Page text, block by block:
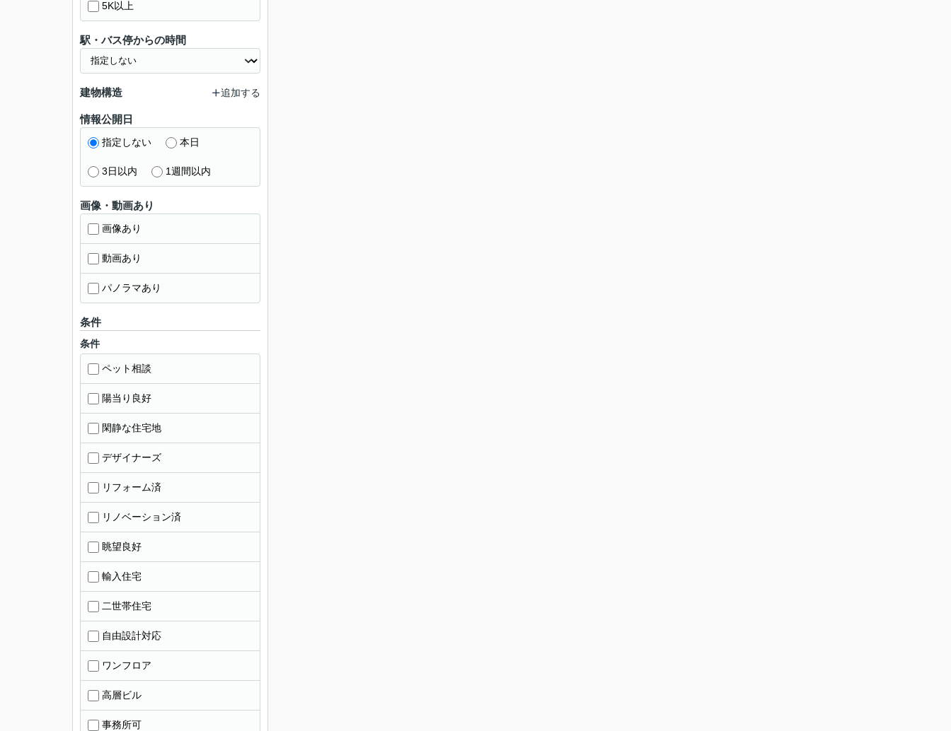
5K以上
駅・バス停からの時間
建物構造 追加する
情報公開日
指定しない 本日
3日以内 1週間以内
画像・動画あり
画像あり
動画あり
パノラマあり
条件
条件
ペット相談
陽当り良好
閑静な住宅地
デザイナーズ
リフォーム済
リノベーション済
眺望良好
輸入住宅
二世帯住宅
自由設計対応
ワンフロア
高層ビル
事務所可